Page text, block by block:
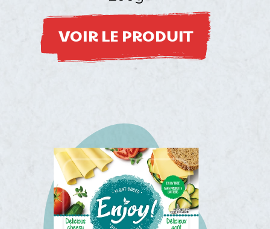
VOIR LE PRODUIT